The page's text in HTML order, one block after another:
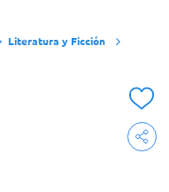
Literatura y Ficción